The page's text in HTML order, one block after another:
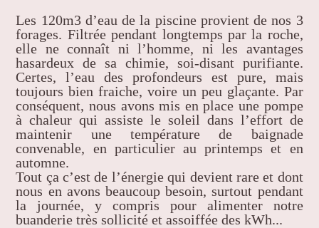
Les 120m3 d’eau de la piscine provient de nos 3
forages. Filtrée pendant longtemps par la roche,
elle ne connaît ni l’homme, ni les avantages
hasardeux de sa chimie, soi-disant purifiante.
Certes, l’eau des profondeurs est pure, mais
toujours bien fraiche, voire un peu glaçante. Par
conséquent, nous avons mis en place une pompe
à chaleur qui assiste le soleil dans l’effort de
maintenir une température de baignade
convenable, en particulier au printemps et en
automne.
Tout ça c’est de l’énergie qui devient rare et dont
nous en avons beaucoup besoin, surtout pendant
la journée, y compris pour alimenter notre
buanderie très sollicité et assoiffée des kWh...